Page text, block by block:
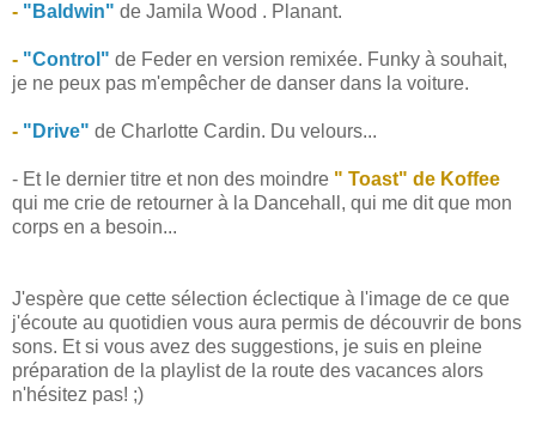
- "Baldwin" de Jamila Wood . Planant.
- "Control" de Feder en version remixée. Funky à souhait,
je ne peux pas m'empêcher de danser dans la voiture.
- "Drive" de Charlotte Cardin. Du velours...
- Et le dernier titre et non des moindre " Toast" de Koffee
qui me crie de retourner à la Dancehall, qui me dit que mon
corps en a besoin...
J'espère que cette sélection éclectique à l'image de ce que
j'écoute au quotidien vous aura permis de découvrir de bons
sons. Et si vous avez des suggestions, je suis en pleine
préparation de la playlist de la route des vacances alors
n'hésitez pas! ;)